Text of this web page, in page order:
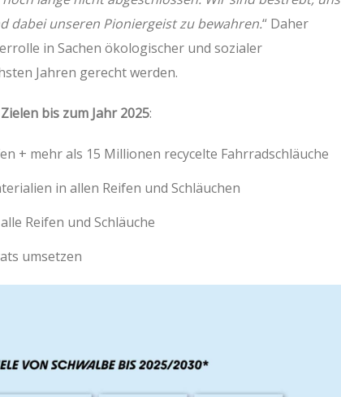
dabei unseren Pioniergeist zu bewahren.“ Daher
in Sachen ökologischer und sozialer
Jahren gerecht werden.
bis zum Jahr 2025:
+ mehr als 15 Millionen recycelte Fahrradschläuche
in allen Reifen und Schläuchen
Reifen und Schläuche
umsetzen